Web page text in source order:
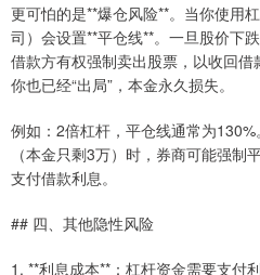
更可怕的是**爆仓风险**。当你使用
司）会设置**平仓线**。一旦股价下
借款方有权强制卖出股票，以收回借
你也已经“出局”，本金永久损失。
例如：2倍杠杆，平仓线通常为
（本金只剩3万）时，券商可能强
支付借款利息。
## 四、其他隐性风险
1. **利息成本**：杠杆资金需要支付